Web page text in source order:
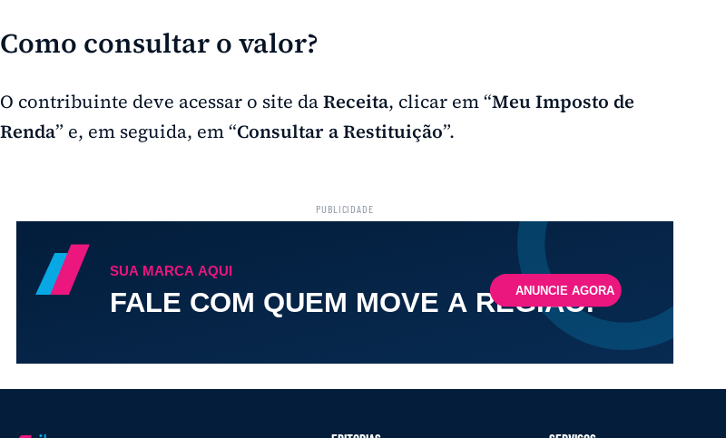
Como consultar o valor?
O contribuinte deve acessar o site daReceita, clicar em “Meu Imposto de
Renda” e, em seguida, em “Consultar a Restituição”.
PUBLICIDADE